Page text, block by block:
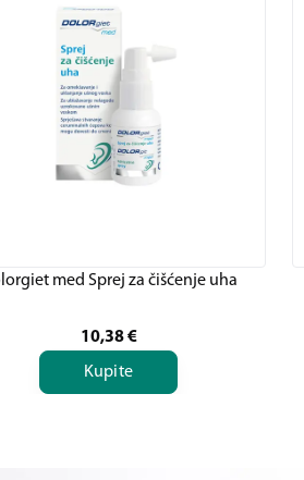
med Sprej za čišćenje uha
10,38 €
Kupite